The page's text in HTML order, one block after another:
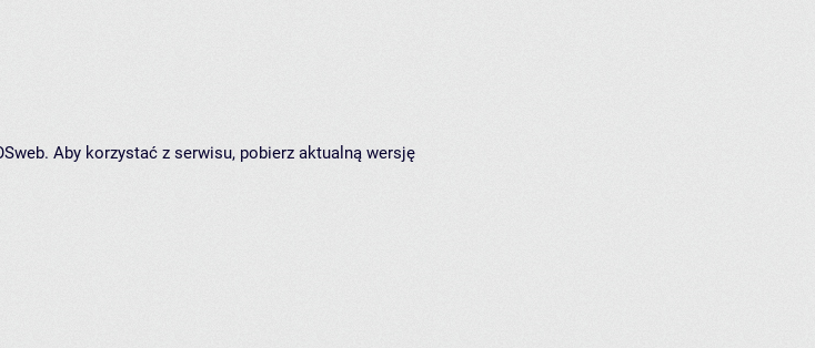
Aby korzystać z serwisu, pobierz aktualną wersję